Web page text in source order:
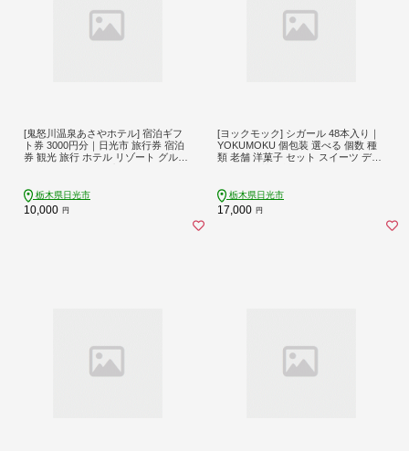
[鬼怒川温泉あさやホテル] 宿泊ギフ
ト券 3000円分｜日光市 旅行券 宿泊
券 観光 旅行 ホテル リゾート グルメ
おすすめ 夏休み 紅葉 [0002]
栃木県日光市
10,000 円
[ヨックモック] シガール 48本入り｜
YOKUMOKU 個包装 選べる 個数 種
類 老舗 洋菓子 セット スイーツ デザ
末年始 春 夏 秋 冬 歳暮 中元 御祝 母
の日 父の日 ギフト プレゼント 女性
大容量 [0890]
栃木県日光市
17,000 円